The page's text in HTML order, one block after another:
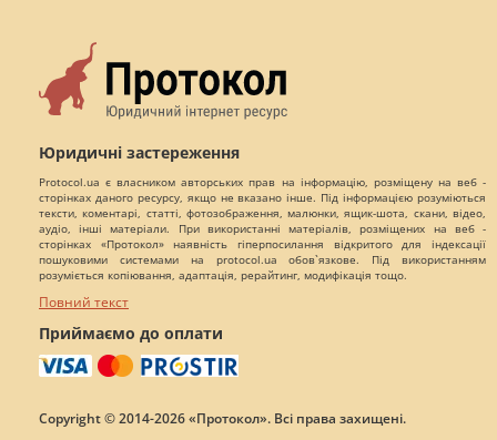
Юридичні застереження
Protocol.ua є власником авторських прав на інформацію, розміщену на веб -
сторінках даного ресурсу, якщо не вказано інше. Під інформацією розуміються
тексти, коментарі, статті, фотозображення, малюнки, ящик-шота, скани, відео,
аудіо, інші матеріали. При використанні матеріалів, розміщених на веб -
сторінках «Протокол» наявність гіперпосилання відкритого для індексації
пошуковими системами на protocol.ua обов`язкове. Під використанням
розуміється копіювання, адаптація, рерайтинг, модифікація тощо.
Повний текст
Приймаємо до оплати
Copyright © 2014-2026 «Протокол». Всі права захищені.